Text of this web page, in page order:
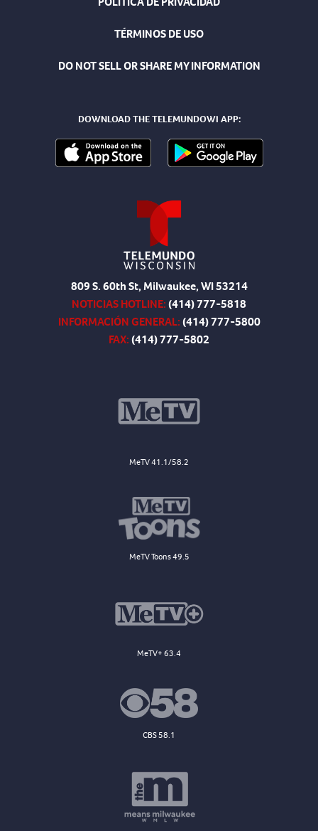
TÉRMINOS DE USO
DO NOT SELL OR SHARE MY INFORMATION
DOWNLOAD THE TELEMUNDOWI APP:
809 S. 60th St, Milwaukee, WI 53214
NOTICIAS HOTLINE:(414) 777-5818
INFORMACIÓN GENERAL:(414) 777-5800
FAX:(414) 777-5802
MeTV 41.1/58.2
MeTV Toons 49.5
MeTV+ 63.4
CBS 58.1